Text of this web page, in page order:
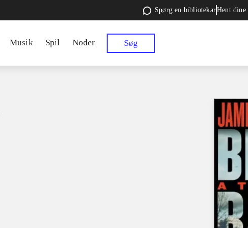
Spørg en bibliotekarHent
Musik Spil Noder Søg